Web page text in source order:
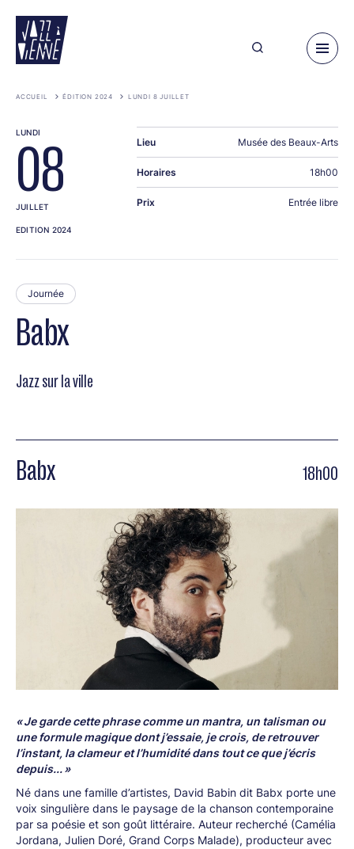
contenu
principal
ACCUEIL ÉDITION 2024 LUNDI 8 JUILLET
Babx
Journée
Jazz sur la ville
Babx 18h00
« Je garde cette phrase comme un mantra, un talisman ou
une formule magique dont j’essaie, je crois, de retrouver
l’instant, la clameur et l’humidité dans tout ce que j’écris
depuis... »
Né dans une famille d’artistes, David Babin dit Babx porte une
voix singulière dans le paysage de la chanson contemporaine
par sa poésie et son goût littéraire. Auteur recherché (Camélia
Jordana, Julien Doré, Grand Corps Malade), producteur avec
LUNDI
08
JUILLET
EDITION 2024
Lieu Musée des Beaux-Arts
Horaires 18h00
Prix Entrée libre